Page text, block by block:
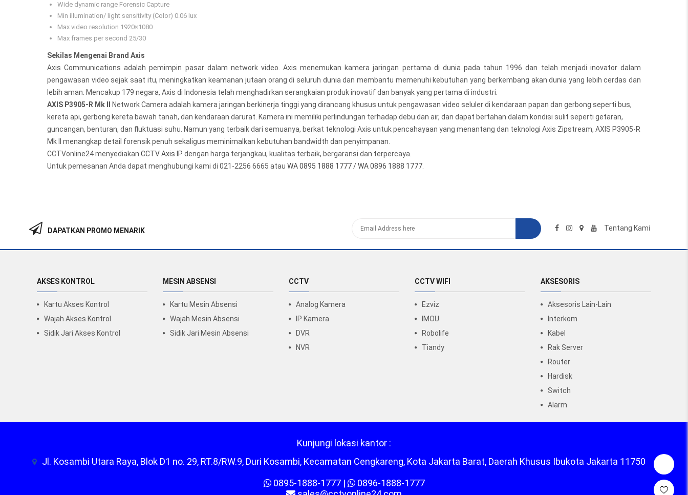
Wide dynamic range Forensic Capture
Min illumination/ light sensitivity (Color) 0.06 lux
Max video resolution 1920×1080
Max frames per second 25/30
Sekilas Mengenai Brand Axis
Axis Communications adalah pemimpin pasar dalam network video. Axis menemukan kamera jaringan pertama di dunia pada tahun 1996 dan telah menjadi inovator dalam
pengawasan video sejak saat itu, meningkatkan keamanan jutaan orang di seluruh dunia dan membantu memenuhi kebutuhan yang berkembang akan dunia yang lebih cerdas dan
lebih aman. Mencakup 179 negara, Axis di Indonesia telah menghadirkan serangkaian produk inovatif dan banyak yang pertama di industri.
AXIS P3905-R Mk II
Network Camera adalah kamera jaringan berkinerja tinggi yang dirancang khusus untuk pengawasan video seluler di kendaraan papan dan gerbong seperti bus,
kereta api, gerbong kereta bawah tanah, dan kendaraan darurat. Kamera ini memiliki perlindungan terhadap debu dan air, dan dapat bertahan dalam kondisi sulit seperti getaran,
guncangan, benturan, dan fluktuasi suhu. Namun yang terbaik dari semuanya, berkat teknologi Axis untuk pencahayaan yang menantang dan teknologi Axis Zipstream, AXIS P3905-R
Mk II menangkap detail forensik penuh sekaligus meminimalkan kebutuhan bandwidth dan penyimpanan.
CCTVonline24 menyediakan CCTV Axis IP dengan harga terjangkau, kualitas terbaik, bergaransi dan terpercaya.
Untuk pemesanan Anda dapat menghubungi kami di 021-2256 6665 atau WA 0895 1888 1777/WA 0896 1888 1777
DAPATKAN PROMO MENARIK Tentang Kami
AKSES KONTROL
Kartu Akses Kontrol
Wajah Akses Kontrol
Sidik Jari Akses Kontrol
MESIN ABSENSI
Kartu Mesin Absensi
Wajah Mesin Absensi
Sidik Jari Mesin Absensi
CCTV
Analog Kamera
IP Kamera
DVR
NVR
CCTV WIFI
Ezviz
IMOU
Robolife
Tiandy
AKSESORIS
Aksesoris Lain-Lain
Interkom
Kabel
Rak Server
Router
Hardisk
Switch
Alarm
Kunjungi lokasi kantor :
Jl. Kosambi Utara Raya, Blok D1 no. 29, RT.8/RW.9, Duri Kosambi, Kecamatan Cengkareng, Kota Jakarta Barat, Daerah Khusus Ibukota Jakarta 11750
0895-1888-1777|
0896-1888-1777